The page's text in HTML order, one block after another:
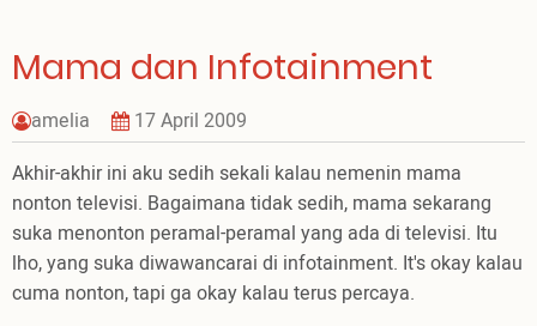
Mama dan Infotainment
amelia
17 April 2009
Akhir-akhir ini aku sedih sekali kalau nemenin mama
nonton televisi. Bagaimana tidak sedih, mama sekarang
suka menonton peramal-peramal yang ada di televisi. Itu
lho, yang suka diwawancarai di infotainment. It's okay kalau
cuma nonton, tapi ga okay kalau terus percaya.